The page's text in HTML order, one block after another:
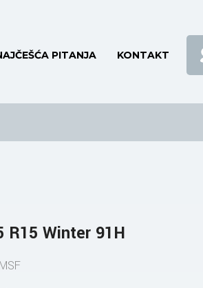
PITANJA KONTAKT
R15 Winter 91H